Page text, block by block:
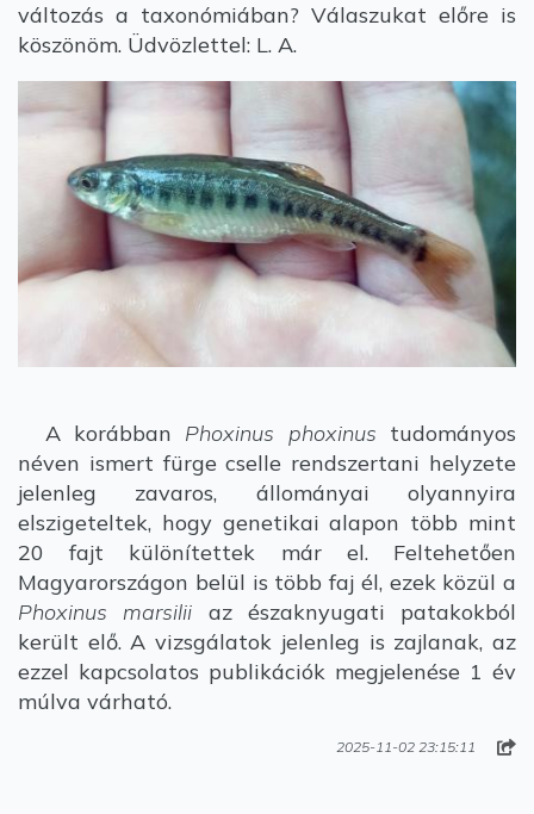
változás a taxonómiában? Válaszukat előre is
köszönöm. Üdvözlettel: L. A.
A korábban Phoxinus phoxinus tudományos
néven ismert fürge cselle rendszertani helyzete
jelenleg zavaros, állományai olyannyira
elszigeteltek, hogy genetikai alapon több mint
20 fajt különítettek már el. Feltehetően
Magyarországon belül is több faj él, ezek közül a
Phoxinus marsilii az északnyugati patakokból
került elő. A vizsgálatok jelenleg is zajlanak, az
ezzel kapcsolatos publikációk megjelenése 1 év
múlva várható.
2025-11-02 23:15:11